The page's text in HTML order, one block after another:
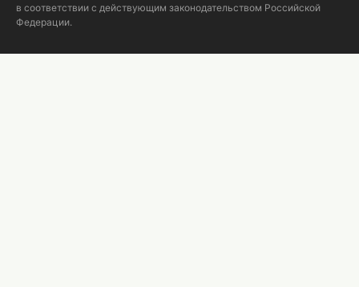
в соответствии с действующим законодательством Российской
Федерации.